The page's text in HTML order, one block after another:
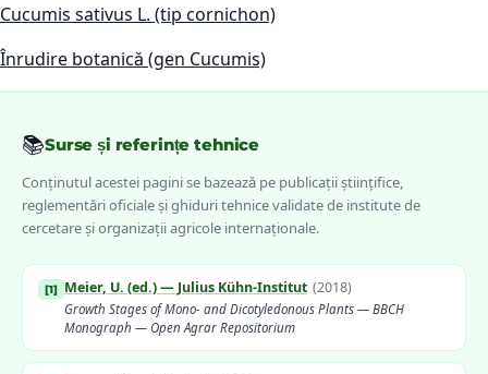
Cucumis sativus L. (tip cornichon)
Înrudire botanică (gen Cucumis)
📚Surse și referințe tehnice
Conținutul acestei pagini se bazează pe publicații științifice,
reglementări oficiale și ghiduri tehnice validate de institute de
cercetare și organizații agricole internaționale.
[1] Meier, U. (ed.) — Julius Kühn-Institut (2018)
Growth Stages of Mono- and Dicotyledonous Plants — BBCH
Monograph — Open Agrar Repositorium